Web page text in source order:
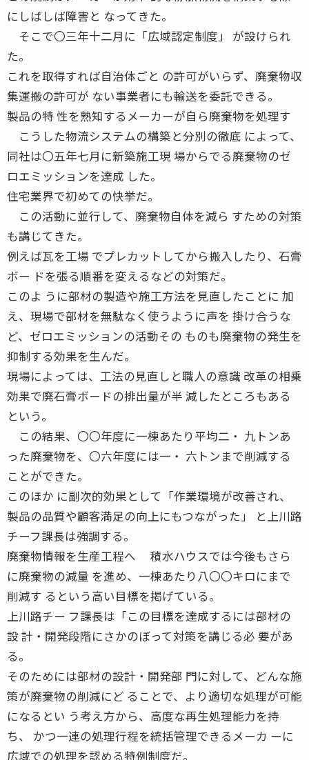
にしばしば障害と なってきた。
そこで〇三年十二月に「広域認定制度」 が設けられ
た。
これを取得すれば自治体ごと の許可がいらず、廃棄物収
集運搬の許可が ない事業者にも輸送を委託できる。
製品の特 性を熟知するメーカーが自ら廃棄物を処理す
こうした物流システムの構築と分別の徹底 によって、
同社は〇五年七月に新築施工現 場からでる廃棄物のゼ
ロエミッションを達成 した。
住宅業界で初めての快挙だ。
この活動に並行して、廃棄物自体を減ら すための対策
も講じてきた。
例えば瓦を工場 でプレカットしてから搬入したり、石膏
ボー ドを張る順番を変えるなどの対策だ。
このよ うに部材の製造や施工方法を見直したことに 加
え、現場で部材を無駄なく使うように声を 掛け合うな
ど、ゼロエミッションの活動その ものも廃棄物の発生を
抑制する効果を生んだ。
現場によっては、工法の見直しと職人の意識 改革の相乗
効果で廃石膏ボードの排出量が半 減したところもある
という。
この結果、〇〇年度に一棟あたり平均二・ 九トンあ
った廃棄物を、〇六年度には一・ 六トンまで削減する
ことができた。
このほか に副次的効果として「作業環境が改善され、
製品の品質や顧客満足の向上にもつながった」 と上川路
チーフ課長は強調する。
廃棄物情報を生産工程へ 積水ハウスでは今後もさら
に廃棄物の減量 を進め、一棟あたり八〇〇キロにまで
削減す るという高い目標を掲げている。
上川路チー フ課長は「この目標を達成するには部材の
設 計・開発段階にさかのぼって対策を講じる必 要があ
る。
そのためには部材の設計・開発部 門に対して、どんな施
策が廃棄物の削減にど ることで、より適切な処理が可能
になるとい う考え方から、高度な再生処理能力を持
ち、 かつ一連の処理行程を統括管理できるメーカ ーに
広域での処理を認める特例制度だ。